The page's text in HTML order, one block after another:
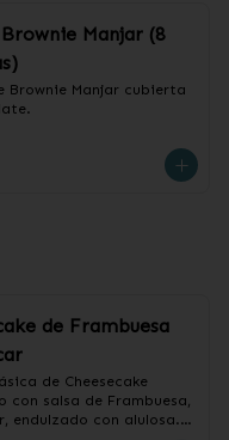
Manjar (8
Brownie Manjar cubierta
de Frambuesa
de Cheesecake
con salsa de Frambuesa,
endulzado con alulosa.